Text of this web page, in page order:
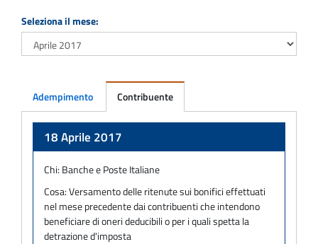
Seleziona il mese:
Adempimento Contribuente
18 Aprile 2017
Chi: Banche e Poste Italiane
Cosa:Versamento delle ritenute sui bonifici effettuati
nel mese precedente dai contribuenti che intendono
beneficiare di oneri deducibili o per i quali spetta la
detrazione d'imposta